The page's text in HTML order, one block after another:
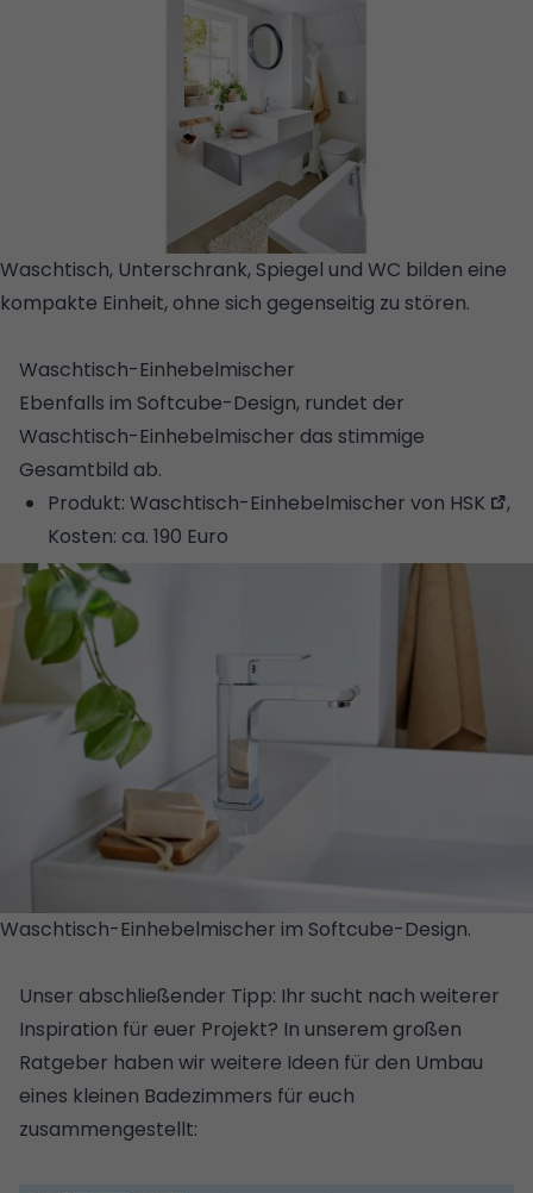
Waschtisch, Unterschrank, Spiegel und WC bilden eine
kompakte Einheit, ohne sich gegenseitig zu stören.
Waschtisch-Einhebelmischer
Ebenfalls im Softcube-Design, rundet der
Waschtisch-Einhebelmischer das stimmige
Gesamtbild ab.
Produkt: Waschtisch-Einhebelmischer von HSK
,
Kosten: ca. 190 Euro
Waschtisch-Einhebelmischer im Softcube-Design.
Unser abschließender Tipp: Ihr sucht nach weiterer
Inspiration für euer Projekt? In unserem großen
Ratgeber haben wir weitere Ideen für den Umbau
eines kleinen Badezimmers für euch
zusammengestellt: